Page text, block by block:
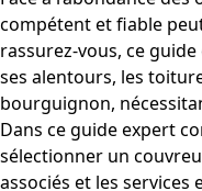
compétent et fiable
rassurez-vous, ce
ses alentours, les
bourguignon,
Dans ce guide expert
sélectionner un
associés et les